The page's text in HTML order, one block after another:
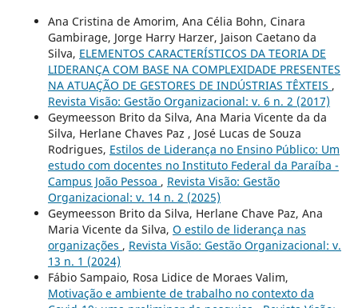
Ana Cristina de Amorim, Ana Célia Bohn, Cinara
Gambirage, Jorge Harry Harzer, Jaison Caetano da
Silva, ELEMENTOS CARACTERÍSTICOS DA TEORIA DE
LIDERANÇA COM BASE NA COMPLEXIDADE PRESENTES
NA ATUAÇÃO DE GESTORES DE INDÚSTRIAS TÊXTEIS ,
Revista Visão: Gestão Organizacional: v. 6 n. 2 (2017)
Geymeesson Brito da Silva, Ana Maria Vicente da da
Silva, Herlane Chaves Paz , José Lucas de Souza
Rodrigues, Estilos de Liderança no Ensino Público: Um
estudo com docentes no Instituto Federal da Paraíba -
Campus João Pessoa , Revista Visão: Gestão
Organizacional: v. 14 n. 2 (2025)
Geymeesson Brito da Silva, Herlane Chave Paz, Ana
Maria Vicente da Silva, O estilo de liderança nas
organizações , Revista Visão: Gestão Organizacional: v.
13 n. 1 (2024)
Fábio Sampaio, Rosa Lidice de Moraes Valim,
Motivação e ambiente de trabalho no contexto da